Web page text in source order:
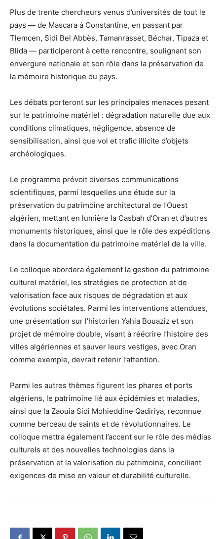
Plus de trente chercheurs venus d’universités de tout le
pays — de Mascara à Constantine, en passant par
Tlemcen, Sidi Bel Abbès, Tamanrasset, Béchar, Tipaza et
Blida — participeront à cette rencontre, soulignant son
envergure nationale et son rôle dans la préservation de
la mémoire historique du pays.
Les débats porteront sur les principales menaces pesant
sur le patrimoine matériel : dégradation naturelle due aux
conditions climatiques, négligence, absence de
sensibilisation, ainsi que vol et trafic illicite d’objets
archéologiques.
Le programme prévoit diverses communications
scientifiques, parmi lesquelles une étude sur la
préservation du patrimoine architectural de l’Ouest
algérien, mettant en lumière la Casbah d’Oran et d’autres
monuments historiques, ainsi que le rôle des expéditions
dans la documentation du patrimoine matériel de la ville.
Le colloque abordera également la gestion du patrimoine
culturel matériel, les stratégies de protection et de
valorisation face aux risques de dégradation et aux
évolutions sociétales. Parmi les interventions attendues,
une présentation sur l’historien Yahia Bouaziz et son
projet de mémoire double, visant à réécrire l’histoire des
villes algériennes et sauver leurs vestiges, avec Oran
comme exemple, devrait retenir l’attention.
Parmi les autres thèmes figurent les phares et ports
algériens, le patrimoine lié aux épidémies et maladies,
ainsi que la Zaouia Sidi Mohieddine Qadiriya, reconnue
comme berceau de saints et de révolutionnaires. Le
colloque mettra également l’accent sur le rôle des médias
culturels et des nouvelles technologies dans la
préservation et la valorisation du patrimoine, conciliant
exigences de mise en valeur et durabilité culturelle.